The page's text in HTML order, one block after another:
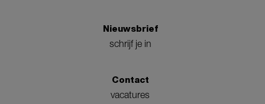
Nieuwsbrief
schrijf je in
Contact
vacatures